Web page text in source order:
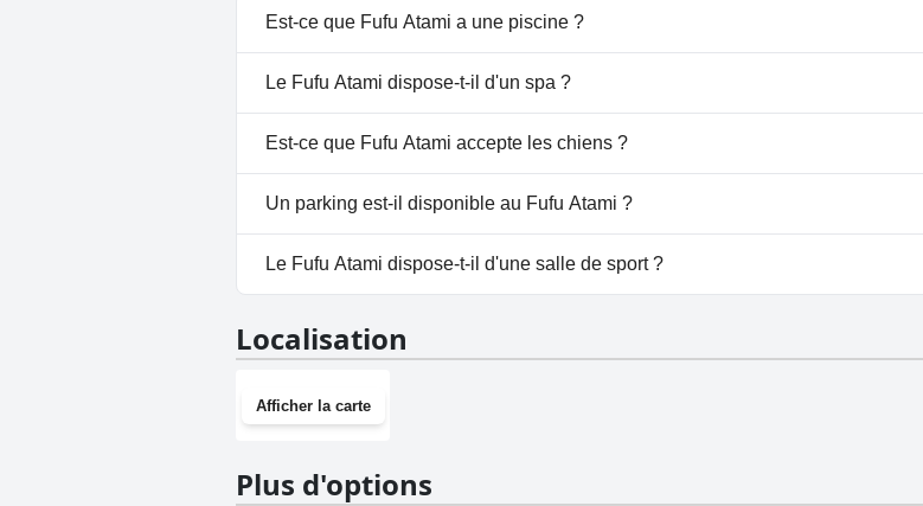
Est-ce que Fufu Atami a une piscine ?
Non, Fufu Atami n'a pas de piscine.
Le Fufu Atami dispose-t-il d'un spa ?
Non, il n'y a pas de spa à Fufu Atami.
Est-ce que Fufu Atami accepte les chiens ?
Non, Fufu Atami n'accepte pas les chiens.
Un parking est-il disponible au Fufu Atami ?
Oui, un parking est disponible à Fufu Atami.
Le Fufu Atami dispose-t-il d'une salle de sport ?
Localisation
Afficher la carte
Plus d'options